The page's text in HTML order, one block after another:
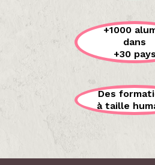
+1000
dans
+30 pays
Des
à taille